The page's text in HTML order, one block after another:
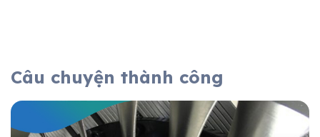
Câu chuyện thành công